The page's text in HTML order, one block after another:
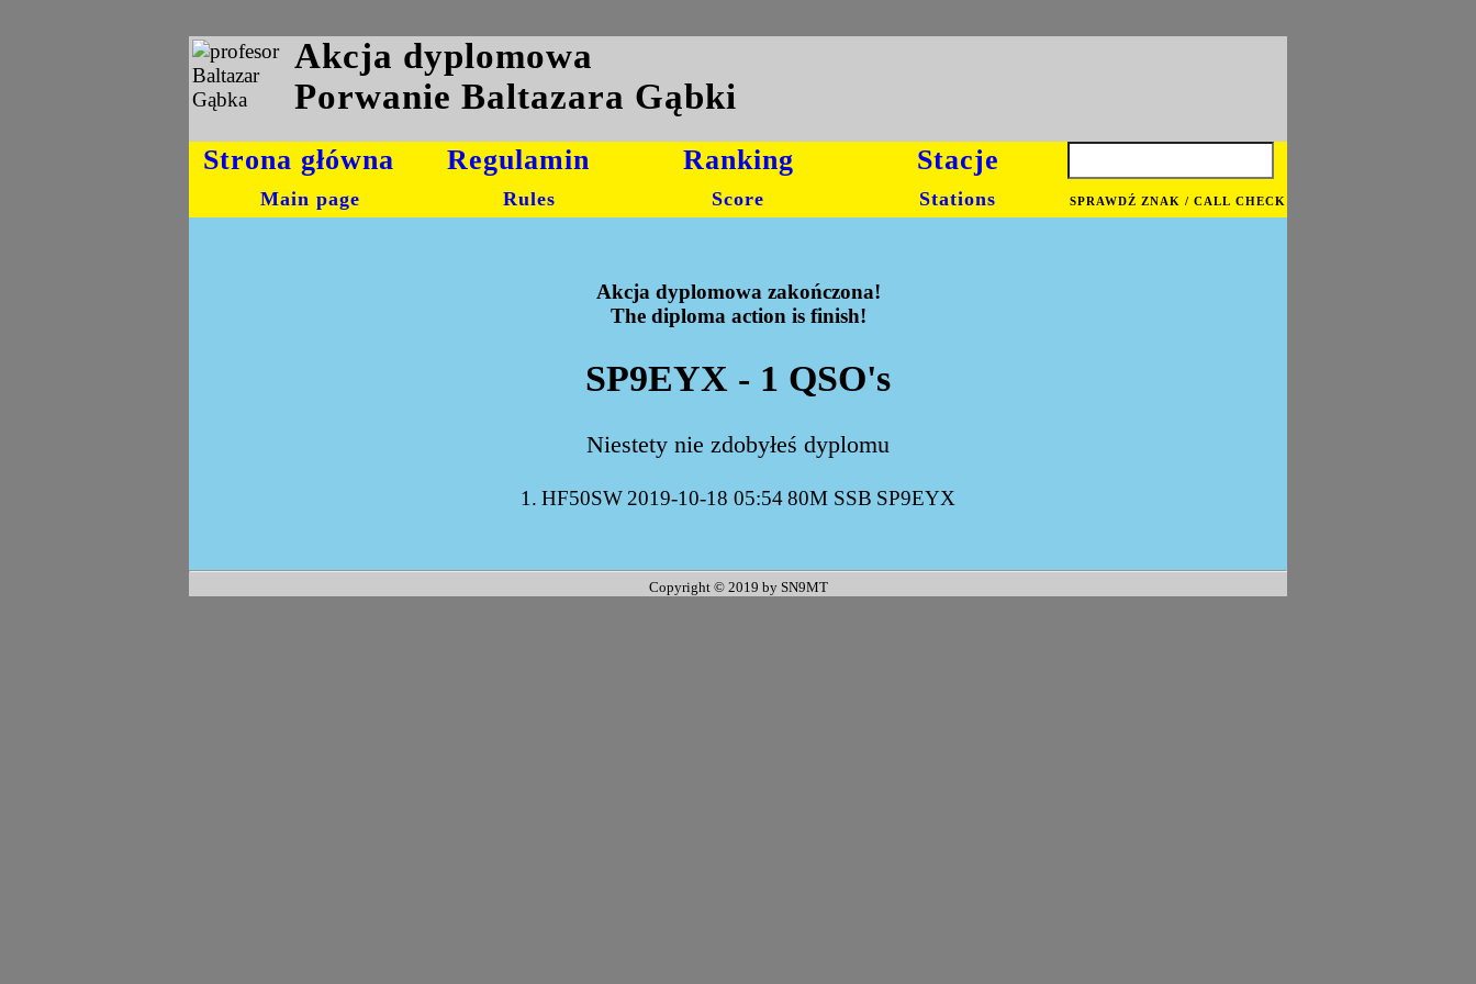
Akcja dyplomowa
Porwanie Baltazara Gąbki
Strona główna
Main page
Regulamin
Rules
Ranking
Score
Stacje
Stations SPRAWDŹ ZNAK / CALL CHECK
Akcja dyplomowa zakończona!
The diploma action is finish!
SP9EYX - 1 QSO's
Niestety nie zdobyłeś dyplomu
1. HF50SW2019-10-18 05:5480M SSB SP9EYX
Copyright © 2019 by SN9MT